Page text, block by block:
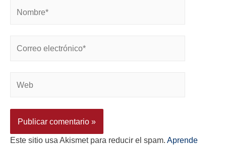
Este sitio usa Akismet para reducir el spam. Aprende